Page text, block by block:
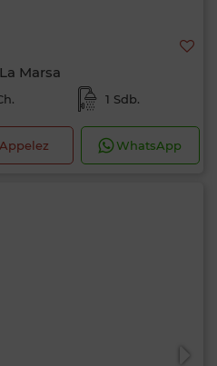
Marsa
1 Sdb.
Appelez WhatsApp